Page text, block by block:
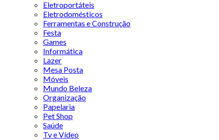
Eletroportáteis
Eletrodomésticos
Ferramentas e Construção
Festa
Games
Informática
Lazer
Mesa Posta
Móveis
Mundo Beleza
Organização
Papelaria
Pet Shop
Saúde
Tv e Vídeo